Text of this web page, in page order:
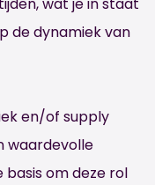
de dynamiek van
en/of supply
waardevolle
basis om deze rol